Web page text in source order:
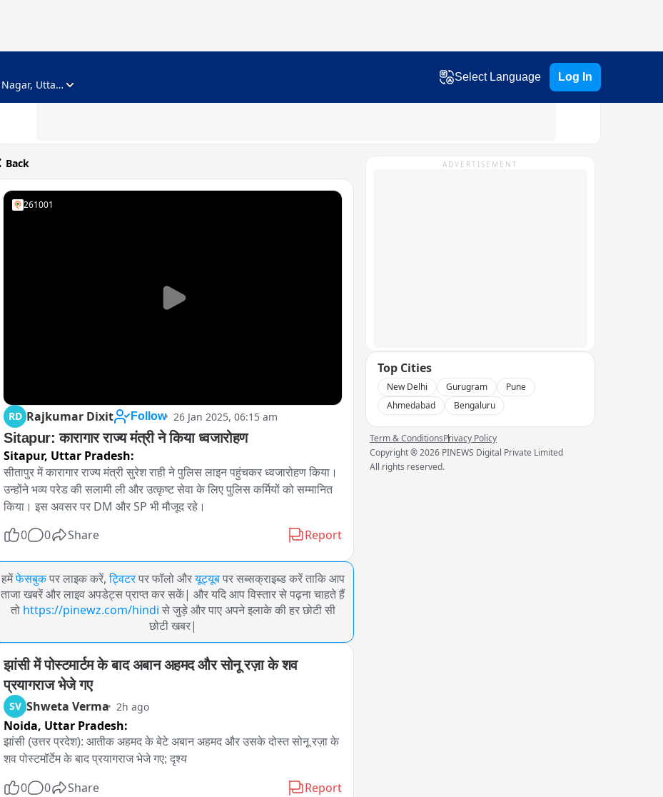
Noida, Gautam Buddha Nagar, Uttar Pradesh
Select Language Log In
Back
261001
RD Rajkumar Dixit Follow 26 Jan 2025, 06:15 am
Sitapur: कारागार राज्य मंत्री ने किया ध्वजारोहण
Sitapur, Uttar Pradesh:
सीतापुर में कारागार राज्य मंत्री सुरेश राही ने पुलिस लाइन पहुंचकर ध्वजारोहण किया।
उन्होंने भव्य परेड की सलामी ली और उत्कृष्ट सेवा के लिए पुलिस कर्मियों को सम्मानित
किया। इस अवसर पर DM और SP भी मौजूद रहे।
0
0 Share Report
हमेंफेसबुक पर लाइक करें, ट्विटर पर फॉलो औरयूट्यूब पर सब्सक्राइब्ड करें ताकि आप
ताजा खबरें और लाइव अपडेट्स प्राप्त कर सकें| और यदि आप विस्तार से पढ़ना चाहते हैं
तो https://pinewz.com/hindi से जुड़े और पाए अपने इलाके की हर छोटी सी
छोटी खबर|
झांसी में पोस्टमार्टम के बाद अबान अहमद और सोनू रज़ा के शव
प्रयागराज भेजे गए
SV Shweta Verma 2h ago
Noida, Uttar Pradesh:
झांसी (उत्तर प्रदेश): आतीक अहमद के बेटे अबान अहमद और उसके दोस्त सोनू रज़ा के
शव पोस्टमॉर्टेम के बाद प्रयागराज भेजे गए; दृश्य
0 0 Share Report
ADVERTISEMENT
Top Cities
New Delhi Gurugram
Pune
Ahmedabad
Bengaluru
Term & ConditionsPrivacy Policy
Copyright ®2026 PINEWS Digital Private Limited
All rights reserved.